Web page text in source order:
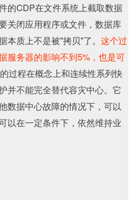
CDP在文件系统上截取数据
关闭应用程序或文件，数据库
质上不是被"拷贝"了。 这个过
服务器的影响不到5%，也是可
过程在概念上和连续性系列快
并不能完全替代容灾中心。它
数据中心故障的情况下，可以
以在一定条件下，依然维持业